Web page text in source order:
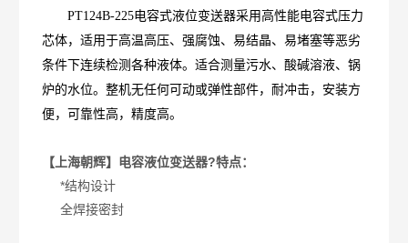
PT124B-225电容式液位变送器采用高性能电容式压力
芯体，适用于高温高压、强腐蚀、易结晶、易堵塞等恶劣
条件下连续检测各种液体。适合测量污水、酸碱溶液、锅
炉的水位。整机无任何可动或弹性部件，耐冲击，安装方
便，可靠性高，精度高。
【上海朝辉】电容液位变送器?特点：
*结构设计
全焊接密封